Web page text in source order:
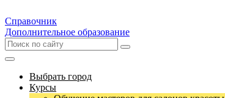
Справочник
Дополнительное образование
Выбрать город
Курсы